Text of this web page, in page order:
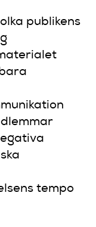
publikens
tempo